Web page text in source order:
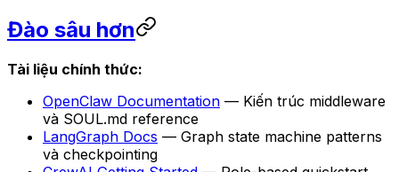
Đào sâu hơn
Tài liệu chính thức:
OpenClaw Documentation — Kiến trúc middleware
và SOUL.md reference
LangGraph Docs — Graph state machine patterns
và checkpointing